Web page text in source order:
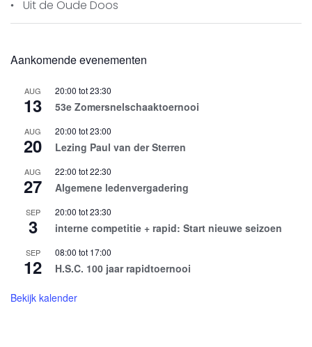
Uit de Oude Doos
Aankomende evenementen
AUG
13
20:00 tot23:30
53e Zomersnelschaaktoernooi
AUG
20
20:00 tot23:00
Lezing Paul van der Sterren
AUG
27
22:00 tot22:30
Algemene ledenvergadering
SEP
3
20:00 tot23:30
interne competitie + rapid: Start nieuwe seizoen
SEP
12
08:00 tot 17:00
H.S.C. 100 jaar rapidtoernooi
Bekijk kalender